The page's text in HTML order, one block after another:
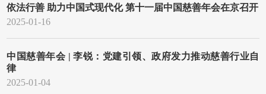
依法行善 助力中国式现代化 第十一届中国慈善年会在京召开
2025-01-16
中国慈善年会 | 李锐：党建引领、政府发力推动慈善行业自
律
2025-01-04